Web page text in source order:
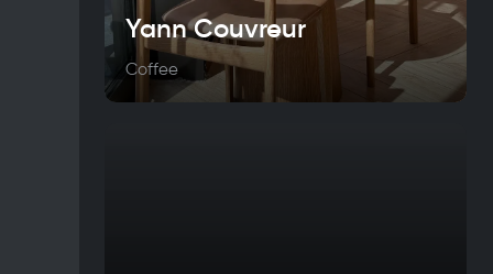
Yann Couvreur
Coffee